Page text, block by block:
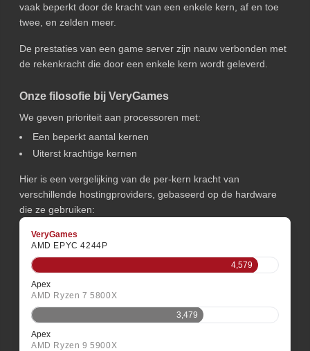
vaak beperkt door de kracht van een enkele kern, af en toe
twee, en zelden meer.
De prestaties van een game server zijn nauw verbonden met
de rekenkracht die door een enkele kern wordt geleverd.
Onze filosofie bij VeryGames
We geven prioriteit aan processoren met:
Een beperkt aantal kernen
Uiterst krachtige kernen
Hier is een vergelijking van de per-kern kracht van
verschillende hostingproviders, gebaseerd op de hardware
die ze gebruiken:
VeryGames
AMD EPYC 4244P
4,579
Apex
AMD Ryzen 7 5800X
3,479
Apex
AMD Ryzen 9 5900X